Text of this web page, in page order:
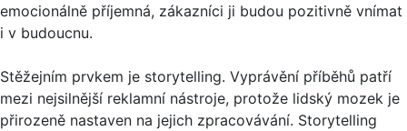
emocionálně příjemná, zákazníci ji budou pozitivně vnímat
i v budoucnu.
Stěžejním prvkem je storytelling. Vyprávění příběhů patří
mezi nejsilnější reklamní nástroje, protože lidský mozek je
přirozeně nastaven na jejich zpracovávání. Storytelling